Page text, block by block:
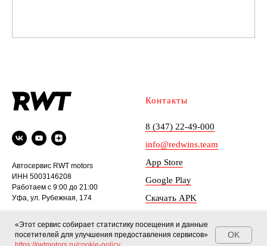
«Этот сервис собирает статистику посещения и данные
посетителей для улучшения предоставления сервисов»
OK
Автосервис RWT motors
ИНН 5003146208
Работаем с 9:00 до 21:00
Уфа, ул. Рубежная, 174
Контакты
8 (347) 22-49-000
info@redwins.team
App Store
Google Play
Скачать APK
конфиденциальности